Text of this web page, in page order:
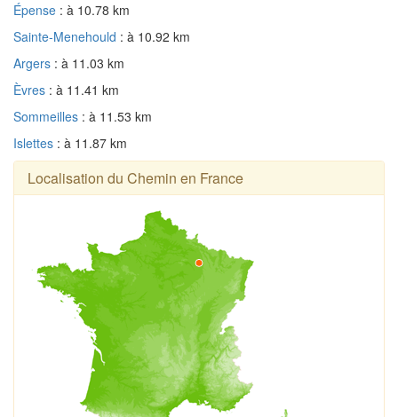
Épense : à 10.78 km
Sainte-Menehould : à 10.92 km
Argers : à 11.03 km
Èvres : à 11.41 km
Sommeilles : à 11.53 km
Islettes : à 11.87 km
Localisation du Chemin en France